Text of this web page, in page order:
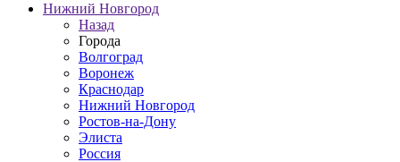
Нижний Новгород
Назад
Города
Волгоград
Воронеж
Краснодар
Нижний Новгород
Ростов-на-Дону
Элиста
Россия